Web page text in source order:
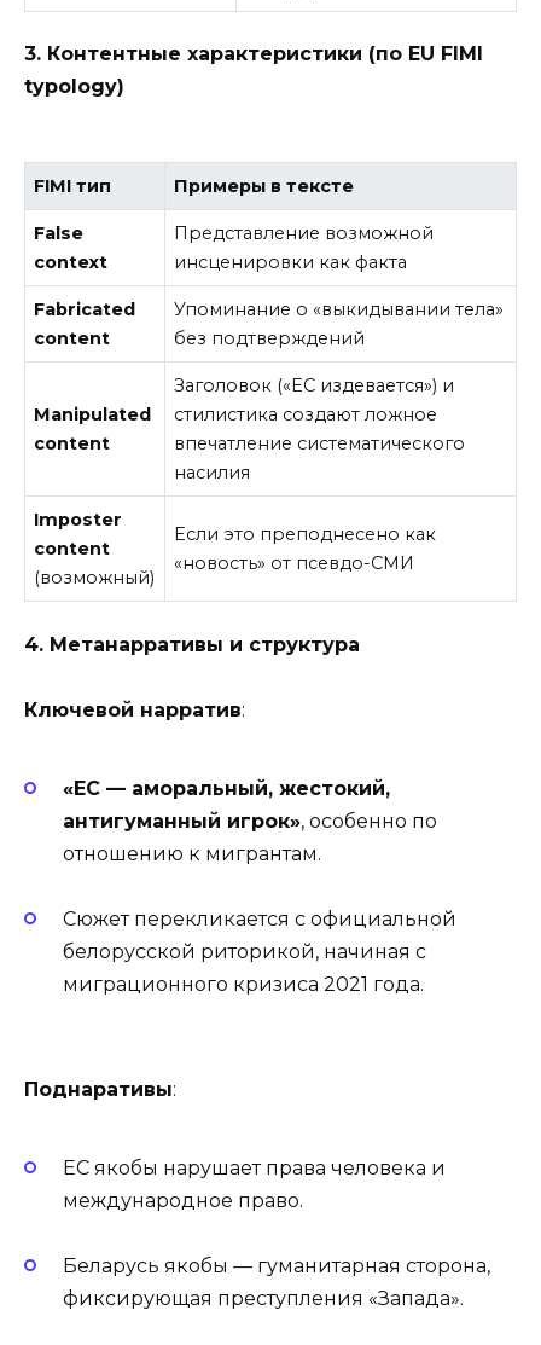
3. Контентные характеристики (по EU FIMI
typology)
FIMI тип Примеры в тексте
False
context
Представление возможной
инсценировки как факта
Fabricated
content
Упоминание о «выкидывании тела»
без подтверждений
Manipulated
content
Заголовок («ЕС издевается») и
стилистика создают ложное
впечатление систематического
насилия
Imposter
content
(возможный)
Если это преподнесено как
«новость» от псевдо-СМИ
4. Метанарративы и структура
Ключевой нарратив:
«ЕС — аморальный, жестокий,
антигуманный игрок», особенно по
отношению к мигрантам.
Сюжет перекликается с официальной
белорусской риторикой, начиная с
миграционного кризиса 2021 года.
Поднаративы:
ЕС якобы нарушает права человека и
международное право.
Беларусь якобы — гуманитарная сторона,
фиксирующая преступления «Запада».